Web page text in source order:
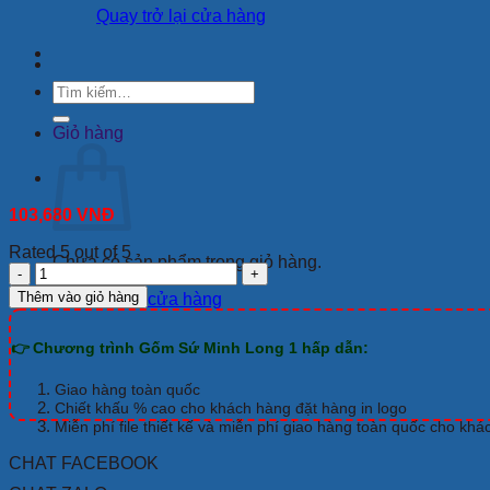
Quay trở lại cửa hàng
Tìm
kiếm:
Giỏ hàng
Chưa có sản phẩm trong giỏ hàng.
Quay trở lại cửa hàng
103,680 VNĐ
Rated 5 out of 5
DĨA
SÚP
MINH
23
CAMELLIA
CHỈ
XANH
số
Thêm vào giỏ hàng
👉 Chương trình Gốm Sứ Minh Long 1 hấp dẫn:
Giao hàng toàn quốc
Chiết khấu % cao cho khách hàng đặt hàng in logo
Miễn phí file thiết kế và miễn phí giao hàng toàn quốc cho
CHAT FACEBOOK